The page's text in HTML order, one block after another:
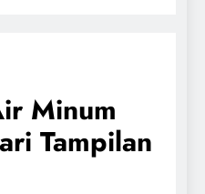
Minum
Tampilan